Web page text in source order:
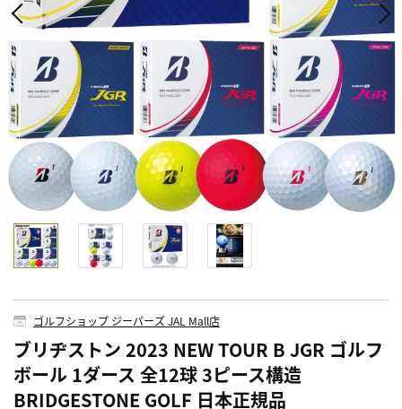
ゴルフショップ ジーパーズ JAL Mall店
ブリヂストン 2023 NEW TOUR B JGR ゴルフ
ボール 1ダース 全12球 3ピース構造
BRIDGESTONE GOLF 日本正規品